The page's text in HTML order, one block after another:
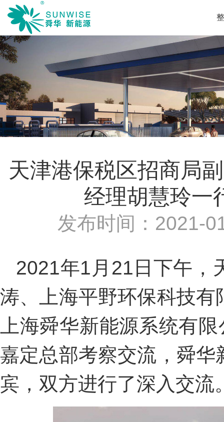
天津港保税区招商局
经理胡慧玲一
发布时间： 2021-
2021年1月21日下午，
涛、上海平野环保科技
上海舜华新能源系统有
嘉定总部考察交流，舜
宾，双方进行了深入交流